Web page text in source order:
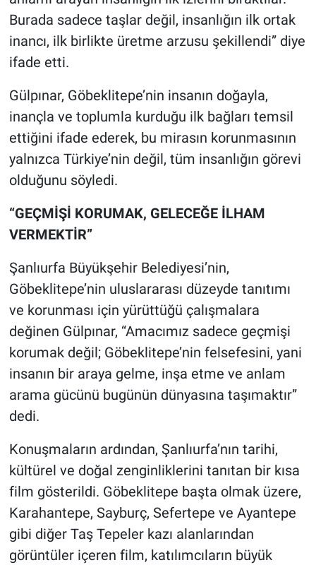
Burada sadece taşlar değil, insanlığın ilk ortak
inancı, ilk birlikte üretme arzusu şekillendi” diye
ifade etti.
Gülpınar, Göbeklitepe’nin insanın doğayla,
inançla ve toplumla kurduğu ilk bağları temsil
ettiğini ifade ederek, bu mirasın korunmasının
yalnızca Türkiye’nin değil, tüm insanlığın görevi
olduğunu söyledi.
“GEÇMİŞİ KORUMAK, GELECEĞE İLHAM
VERMEKTİR”
Şanlıurfa Büyükşehir Belediyesi’nin,
Göbeklitepe’nin uluslararası düzeyde tanıtımı
ve korunması için yürüttüğü çalışmalara
değinen Gülpınar, “Amacımız sadece geçmişi
korumak değil; Göbeklitepe’nin felsefesini, yani
insanın bir araya gelme, inşa etme ve anlam
arama gücünü bugünün dünyasına taşımaktır”
dedi.
Konuşmaların ardından, Şanlıurfa’nın tarihi,
kültürel ve doğal zenginliklerini tanıtan bir kısa
film gösterildi. Göbeklitepe başta olmak üzere,
Karahantepe, Sayburç, Sefertepe ve Ayantepe
gibi diğer Taş Tepeler kazı alanlarından
görüntüler içeren film, katılımcıların büyük